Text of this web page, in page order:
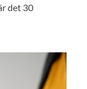
det 30